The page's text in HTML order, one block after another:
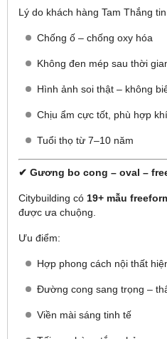
Lý do khách hàng Tam Thắng
Chống ố – chống oxy hóa
Không đen mép sau thời
Hình ảnh soi thật – không
Chịu ẩm cực tốt, phù hợp
Tuổi thọ từ 7–10 năm
✔ Gương bo cong – oval –
Citybuilding có 19+ mẫu
được ưa chuộng.
Ưu điểm:
Hợp phong cách nội thất
Đường cong sang trọng –
Viền mài sáng tinh tế